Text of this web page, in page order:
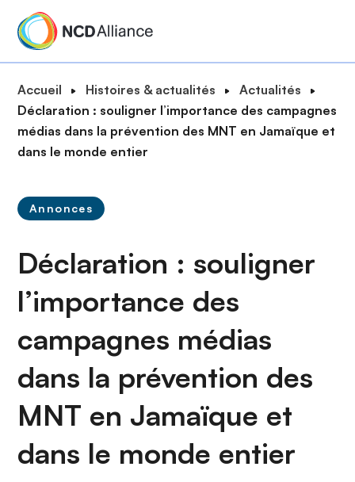
F
i
l
d
r
a
n
e
Accueil Histoires & actualités
Actualités
Déclaration : souligner l’importance des campagnes
médias dans la prévention des MNT en Jamaïque et
dans le monde entier
Annonces
Déclaration : souligner
l’importance des
campagnes médias
dans la prévention des
MNT en Jamaïque et
dans le monde entier